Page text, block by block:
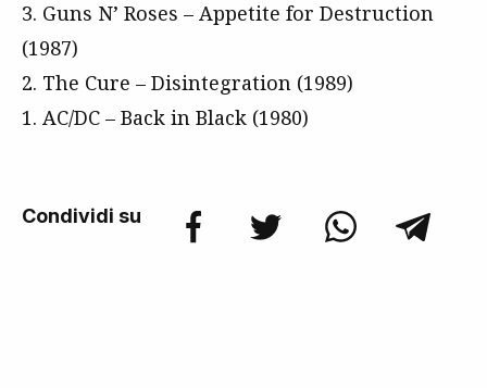
3. Guns N’ Roses – Appetite for Destruction
(1987)
2. The Cure – Disintegration (1989)
1. AC/DC – Back in Black (1980)
Condividi su